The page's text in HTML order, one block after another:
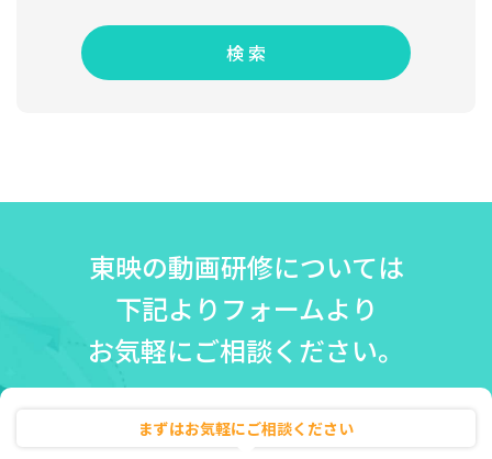
検 索
東映の動画研修については
下記よりフォームより
お気軽にご相談ください。
まずはお気軽にご相談ください